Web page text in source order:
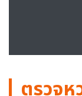
ตรวจห